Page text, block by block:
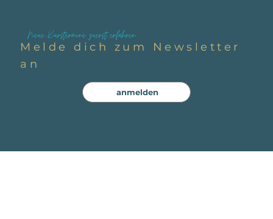
Neue Kurstermine zuerst erfahren
Melde dich zum Newsletter
an
anmelden